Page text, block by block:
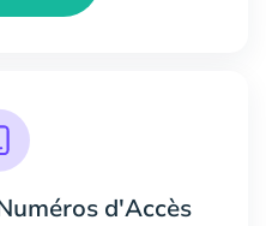
d'Accès